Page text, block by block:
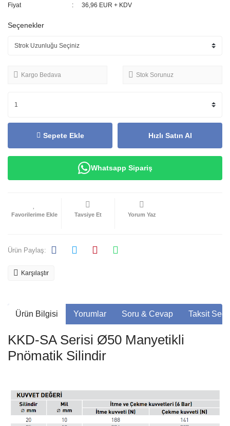
Fiyat
36,96 EUR + KDV
Seçenekler
Kargo Bedava Stok Sorunuz
Sepete Ekle Hızlı Satın Al
Whatsapp Sipariş
Tavsiye Et Yorum Yaz
Ürün Paylaş:
Karşılaştır
Ürün Bilgisi Yorumlar Soru & Cevap Taksit
KKD-SA Serisi Ø50 Manyetikli
Pnömatik Silindir